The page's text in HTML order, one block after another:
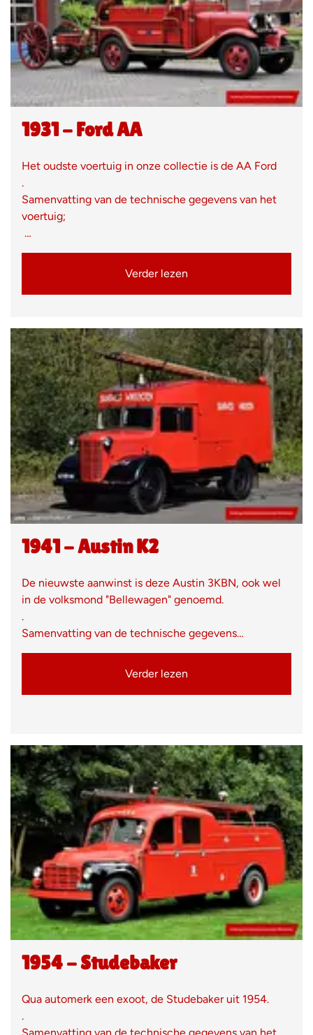
1931 - Ford AA
Het oudste voertuig in onze collectie is de AA Ford
.
Samenvatting van de technische gegevens van het
voertuig;
…
Verder lezen
1941 - Austin K2
De nieuwste aanwinst is deze Austin 3KBN, ook wel
in de volksmond "Bellewagen" genoemd.
.
Samenvatting van de technische gegevens…
Verder lezen
1954 - Studebaker
Qua automerk een exoot, de Studebaker uit 1954.
.